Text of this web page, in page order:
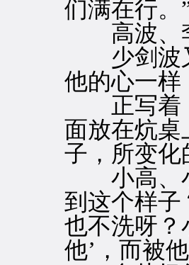
们满在行。
高波、李
少剑波又
他的心一样
正写着，
面放在炕
子，所变化
小高、小
到这个样
也不洗呀？
他’，而被